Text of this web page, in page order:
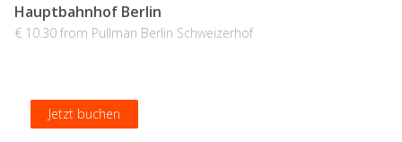
Jetzt buchen
Jetzt buchen
Jetzt buchen
Hauptbahnhof Berlin
€ 10.30 from Pullman Berlin Schweizerhof
Jetzt buchen